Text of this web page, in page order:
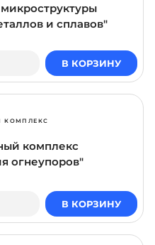
и сплавов"
В КОРЗИНУ
КОМПЛЕКС
комплекс
огнеупоров"
В КОРЗИНУ